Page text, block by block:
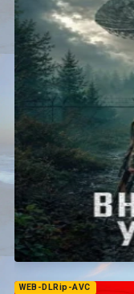
WEB-DLRip-AVC